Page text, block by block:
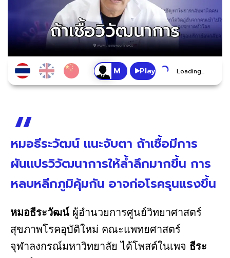
Play Loading...
หมอธีระวัฒน์ แนะจับตา ถ้าเชื้อมีการ
ผันแปรวิวัฒนาการให้ล้ำลึกมากขึ้น การ
หลบหลีกภูมิคุ้มกัน อาจก่อโรครุนแรงขึ้น
หมอธีระวัฒน์ ผู้อำนวยการศูนย์วิทยาศาสตร์
สุขภาพโรคอุบัติใหม่ คณะแพทยศาสตร์
จุฬาลงกรณ์มหาวิทยาลัย ได้โพสต์ในเพจ ธีระ